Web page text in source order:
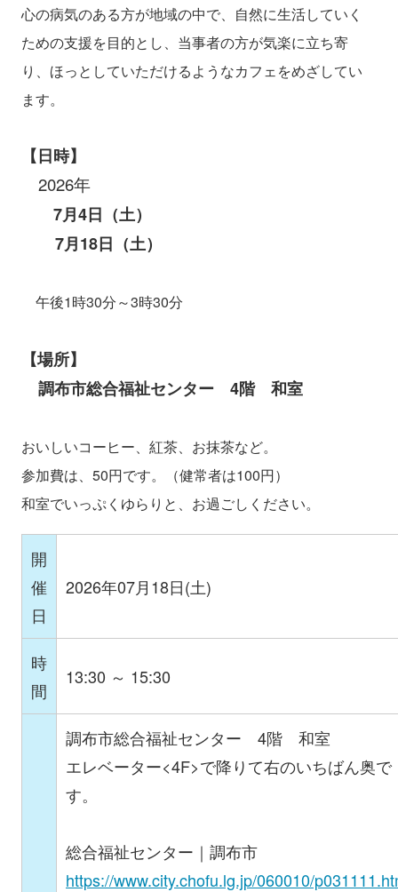
心の病気のある方が地域の中で、自然に生活していく
ための支援を目的とし、 当事者の方が気楽に立ち寄
り、ほっとしていただけるようなカフェをめざしてい
ます。
【日時】
2026年
7月4日（土）
7月18日（土）
午後1時30分～3時30分
【場所】
調布市総合福祉センター 4階 和室
おいしいコーヒー、紅茶、お抹茶など。
参加費は、50円です。（健常者は100円）
和室でいっぷくゆらりと、お過ごしください。
開
催
日
2026年07月18日(土)
時
間
13:30 ～ 15:30
調布市総合福祉センター 4階 和室
エレベーター<4F>で降りて右のいちばん奥で
す。
総合福祉センター｜調布市
https://www.city.chofu.lg.jp/060010/